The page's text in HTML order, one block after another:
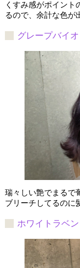
くすみ感がポイント
るので、余計な色が
グレープバイ
瑞々しい艶でまるで
ブリーチしてるのに
ホワイトラベ